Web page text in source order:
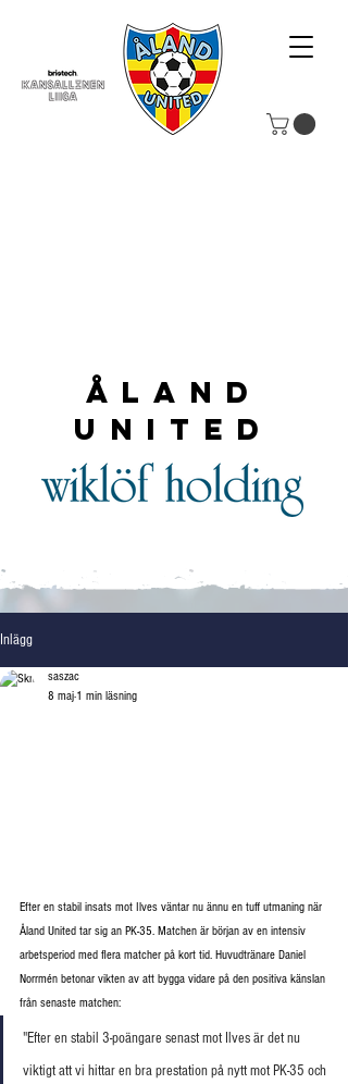
Åland
United
Inlägg
saszac
8 maj 1 min läsning
Efter en stabil insats mot Ilves väntar nu ännu en tuff utmaning när
Åland United tar sig an PK-35. Matchen är början av en intensiv
arbetsperiod med flera matcher på kort tid. Huvudtränare Daniel
Norrmén betonar vikten av att bygga vidare på den positiva känslan
från senaste matchen:
"Efter en stabil 3-poängare senast mot Ilves är det nu
viktigt att vi hittar en bra prestation på nytt mot PK-35 och